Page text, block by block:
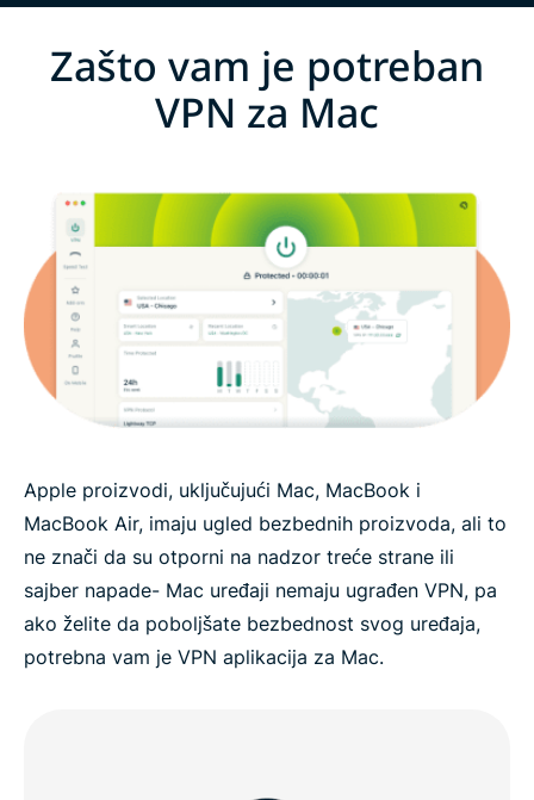
Zašto vam je potreban
VPN za Mac
Apple proizvodi, uključujući Mac, MacBook i
MacBook Air, imaju ugled bezbednih proizvoda, ali to
ne znači da su otporni na nadzor treće strane ili
sajber napade- Mac uređaji nemaju ugrađen VPN, pa
ako želite da poboljšate bezbednost svog uređaja,
potrebna vam je VPN aplikacija za Mac.